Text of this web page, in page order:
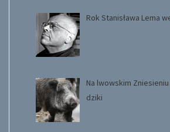
Rok Stanisława Lema
Na lwowskim
dziki